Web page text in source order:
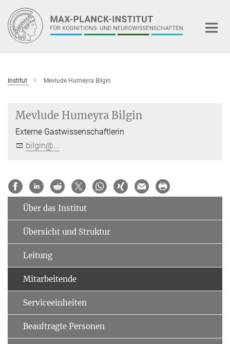
Hauptinhalt
Institut Mevlude Humeyra Bilgin
Mevlude Humeyra Bilgin
Externe Gastwissenschaftlerin
bilgin@...
Über das Institut
Übersicht und Struktur
Leitung
Mitarbeitende
Serviceeinheiten
Beauftragte Personen